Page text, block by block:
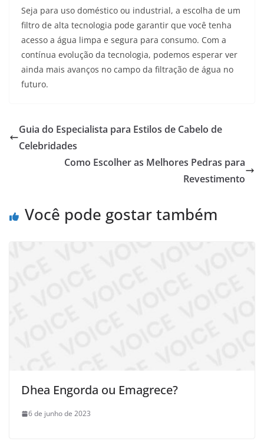
Seja para uso doméstico ou industrial, a escolha de um
filtro de alta tecnologia pode garantir que você tenha
acesso a água limpa e segura para consumo. Com a
contínua evolução da tecnologia, podemos esperar ver
ainda mais avanços no campo da filtração de água no
futuro.
Guia do Especialista para Estilos de Cabelo de
Celebridades
Como Escolher as Melhores Pedras para
Revestimento
Você pode gostar também
Dhea Engorda ou Emagrece?
6 de junho de 2023